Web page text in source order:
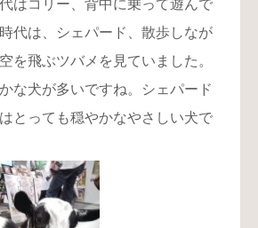
はコリー、背中に乗って遊んで
代は、シェパード、散歩しなが
を飛ぶツバメを見ていました。
な犬が多いですね。シェパード
とっても穏やかなやさしい犬で